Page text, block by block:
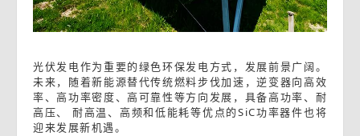
光伏发电作为重要的绿色环保发电方式，发展前景广阔。
未来，随着新能源替代传统燃料步伐加速，逆变器向高效
率、高功率密度、高可靠性等方向发展，具备高功率、耐
高压、
耐高温、高频和低能耗等优点的SiC功率器件也将
迎来发展新机遇。